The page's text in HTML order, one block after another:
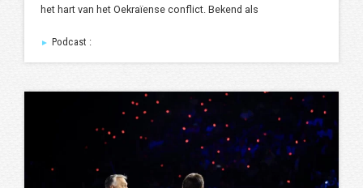
het hart van het Oekraïense conflict. Bekend als
► Podcast :